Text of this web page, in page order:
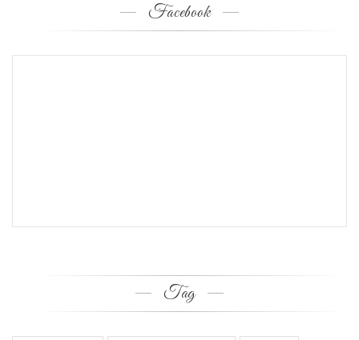
Facebook
Tag